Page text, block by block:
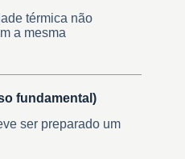
térmica não
a mesma
fundamental)
ser preparado um